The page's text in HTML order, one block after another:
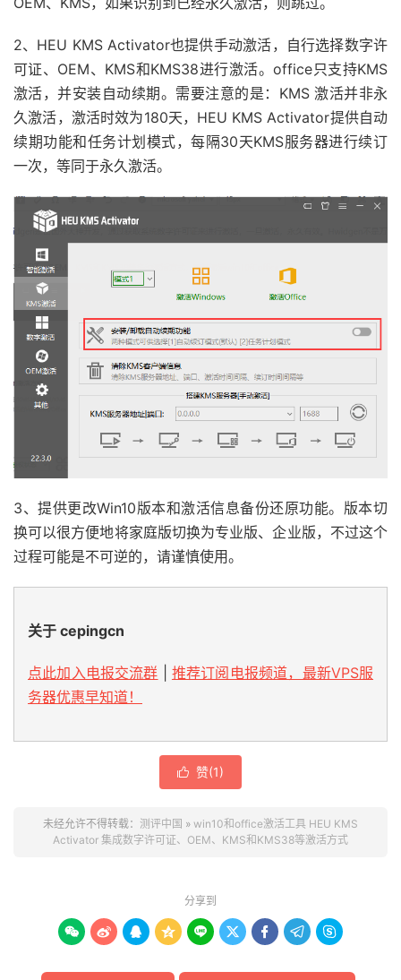
2、HEU KMS Activator也提供手动激活，自行选择数字许
可证、OEM、KMS和KMS38进行激活。office只支持KMS
激活，并安装自动续期。需要注意的是：KMS 激活并非永
久激活，激活时效为180天，HEU KMS Activator提供自动
续期功能和任务计划模式，每隔30天KMS服务器进行续订
一次，等同于永久激活。
3、提供更改Win10版本和激活信息备份还原功能。版本切
换可以很方便地将家庭版切换为专业版、企业版，不过这个
过程可能是不可逆的，请谨慎使用。
关于 cepingcn
点此加入电报交流群
推荐订阅电报频道，最新VPS服
务器优惠早知道！
 赞(1)
未经允许不得转载： 测评中国 » win10和office激活工具 HEU KMS
Activator 集成数字许可证、OEM、KMS和KMS38等激活方式
分享到
        